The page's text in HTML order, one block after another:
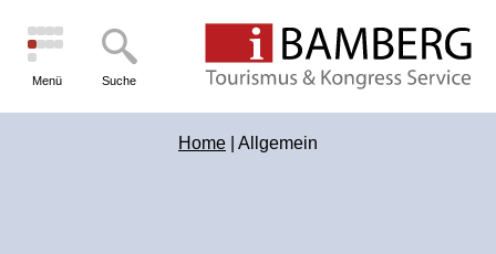
Menü Suche
Home Allgemein